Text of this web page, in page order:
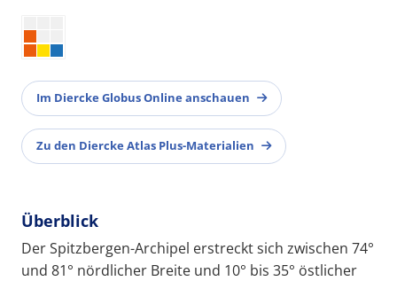
Im Diercke Globus Online anschauen
Zu den Diercke Atlas Plus-Materialien
Überblick
Der Spitzbergen-Archipel erstreckt sich zwischen 74°
und 81° nördlicher Breite und 10° bis 35° östlicher